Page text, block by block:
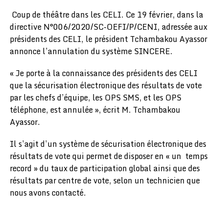
Coup de théâtre dans les CELI. Ce 19 février, dans la
directive N°006/2020/SC-OEFI/P/CENI, adressée aux
présidents des CELI, le président Tchambakou Ayassor
annonce l’annulation du système SINCERE.
« Je porte à la connaissance des présidents des CELI
que la sécurisation électronique des résultats de vote
par les chefs d’équipe, les OPS SMS, et les OPS
téléphone, est annulée », écrit M. Tchambakou
Ayassor.
Il s’agit d’un système de sécurisation électronique des
résultats de vote qui permet de disposer en « un temps
record » du taux de participation global ainsi que des
résultats par centre de vote, selon un technicien que
nous avons contacté.